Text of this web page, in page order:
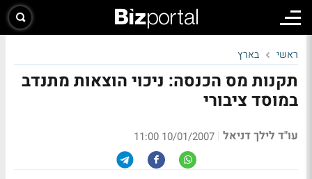
ראשי בארץ
תקנות מס הכנסה: ניכוי הוצאות מתנדב
במוסד ציבורי
עו"ד לילך דניאל |
10/01/2007 11:00